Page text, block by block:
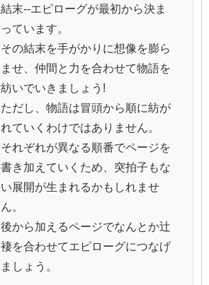
結末--エピローグが最初から決ま
っています。
その結末を手がかりに想像を膨ら
ませ、仲間と力を合わせて物語を
紡いでいきましょう!
ただし、物語は冒頭から順に紡が
れていくわけではありません。
それぞれが異なる順番でページを
書き加えていくため、突拍子もな
い展開が生まれるかもしれませ
ん。
後から加えるページでなんとか辻
褄を合わせてエピローグにつなげ
ましょう。